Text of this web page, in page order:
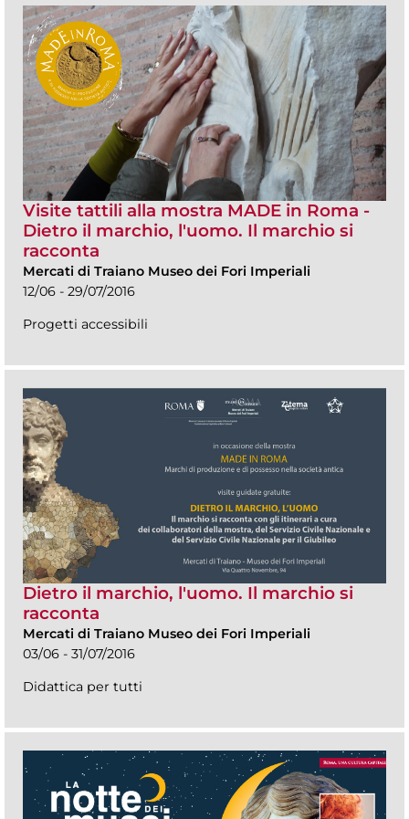
Visite tattili alla mostra MADE in Roma -
Dietro il marchio, l'uomo. Il marchio si
racconta
Mercati di Traiano Museo dei Fori Imperiali
12/06 - 29/07/2016
Progetti accessibili
Dietro il marchio, l'uomo. Il marchio si
racconta
Mercati di Traiano Museo dei Fori Imperiali
03/06 - 31/07/2016
Didattica per tutti